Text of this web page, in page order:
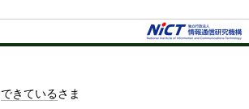
できているさま